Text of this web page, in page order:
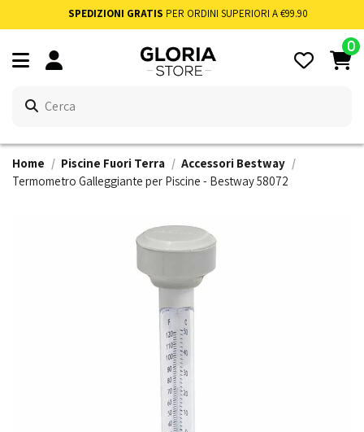
SPEDIZIONI GRATIS PER ORDINI SUPERIORI A €99.90
0
Home Piscine Fuori Terra
Accessori Bestway
Termometro Galleggiante per Piscine - Bestway 58072